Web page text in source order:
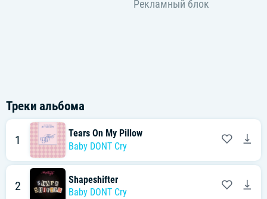
Треки альбома
1
Tears On My Pillow
Baby DONT Cry
2
Shapeshifter
Baby DONT Cry